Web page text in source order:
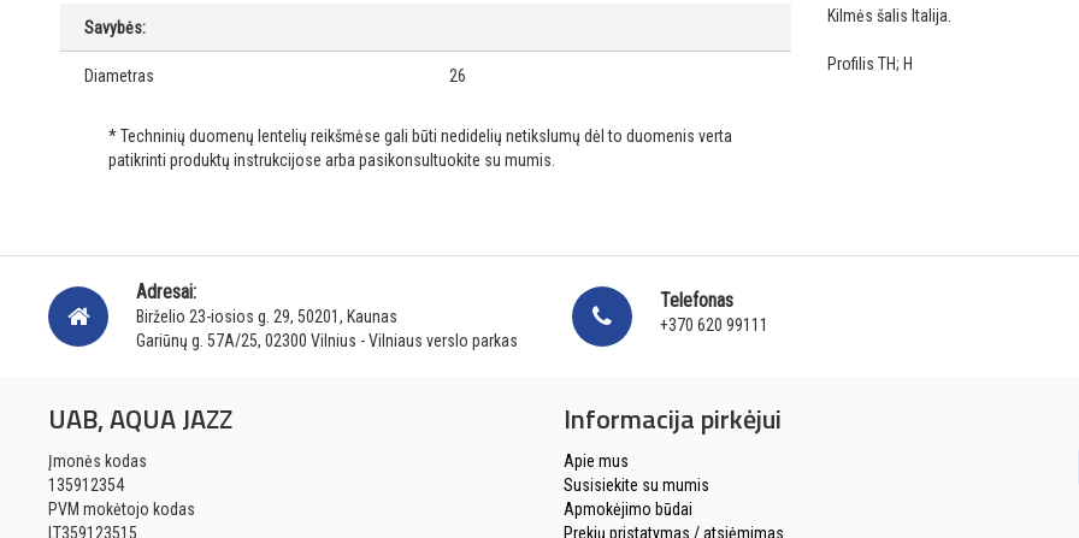
Savybės:
Diametras 26
* Techninių duomenų lentelių reikšmėse gali būti nedidelių netikslumų dėl to duomenis verta
patikrinti produktų instrukcijose arba pasikonsultuokite su mumis.
Kilmės šalis Italija.
Profilis TH; H
Adresai:
Birželio 23-iosios g. 29, 50201, Kaunas
Gariūnų g. 57A/25, 02300 Vilnius - Vilniaus verslo parkas
Telefonas
+370 620 99111
UAB, AQUA JAZZ
Įmonės kodas
135912354
PVM mokėtojo kodas
LT359123515
Informacija pirkėjui
Apie mus
Susisiekite su mumis
Apmokėjimo būdai
Prekių pristatymas / atsiėmimas